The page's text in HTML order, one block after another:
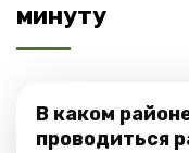
минуту
В каком
проводиться